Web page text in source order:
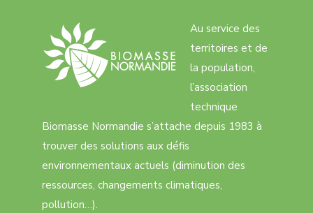
Au service des
territoires et de
la population,
l’association
technique
Biomasse Normandie s’attache depuis 1983 à
trouver des solutions aux défis
environnementaux actuels (diminution des
ressources, changements climatiques,
pollution…).